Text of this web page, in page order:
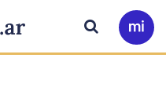
Ir
a
Buscar